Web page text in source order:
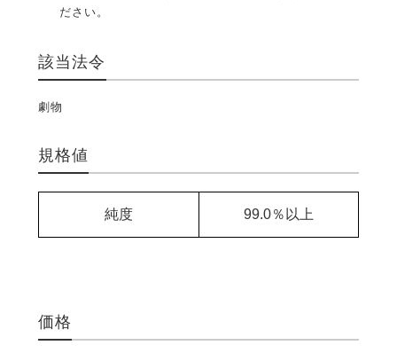
ださい。
該当法令
劇物
規格値
純度 99.0％以上
価格